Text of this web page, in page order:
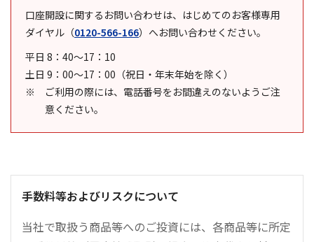
口座開設に関するお問い合わせは、はじめてのお客様専用
ダイヤル （0120-566-166） へお問い合わせください。
平日 8：40～17：10
土日 9：00～17：00（祝日・年末年始を除く）
ご利用の際には、電話番号をお間違えのないようご注
意ください。
手数料等およびリスクについて
当社で取扱う商品等へのご投資には、各商品等に所定